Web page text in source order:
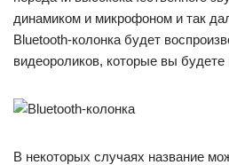
динамиком и микрофоном и так
Bluetooth-колонка будет
видеороликов, которые вы
В некоторых случаях название